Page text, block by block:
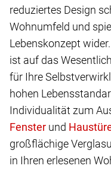
reduziertes Design
Wohnumfeld und
Lebenskonzept
ist auf das
für Ihre
hohen
Individualität zum
und
großflächige
in Ihren erlesenen